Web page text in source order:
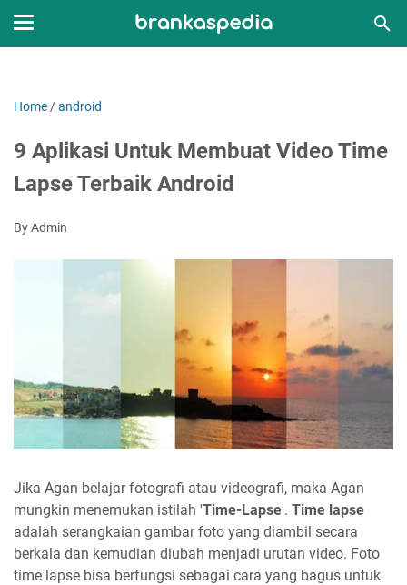
Home /android
9 Aplikasi Untuk Membuat Video Time
Lapse Terbaik Android
By Admin
Jika Agan belajar fotografi atau videografi, maka Agan
mungkin menemukan istilah 'Time-Lapse'. Time lapse
adalah serangkaian gambar foto yang diambil secara
berkala dan kemudian diubah menjadi urutan video. Foto
time lapse bisa berfungsi sebagai cara yang bagus untuk